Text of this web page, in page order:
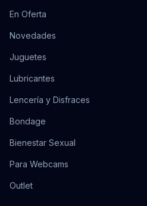
En Oferta
Novedades
Juguetes
Lubricantes
Lencería y Disfraces
Bondage
Bienestar Sexual
Para Webcams
Outlet